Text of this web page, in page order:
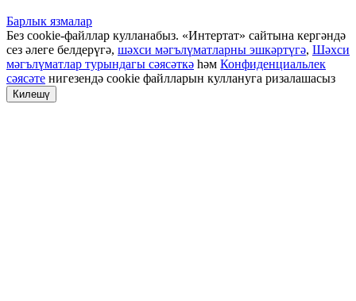
Барлык язмалар
Без cookie-файллар кулланабыз. «Интертат» сайтына кергәндә
сез әлеге белдерүгә, шәхси мәгълүматларны эшкәртүгә, Шәхси
мәгълүматлар турындагы сәясәткә һәм Конфиденциальлек
сәясәте нигезендә cookie файлларын куллануга ризалашасыз
Килешү